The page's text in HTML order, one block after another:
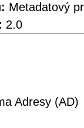
Metadatový
2.0
Adresy (AD)